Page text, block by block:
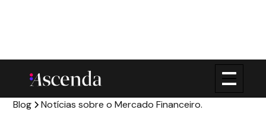
Blog Notícias sobre o Mercado Financeiro.